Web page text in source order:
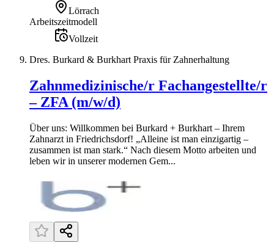
Lörrach
Arbeitszeitmodell
Vollzeit
Dres. Burkard & Burkhart Praxis für Zahnerhaltung
Zahnmedizinische/r Fachangestellte/r
– ZFA (m/w/d)
Über uns: Willkommen bei Burkard + Burkhart – Ihrem
Zahnarzt in Friedrichsdorf! „Alleine ist man einzigartig –
zusammen ist man stark.“ Nach diesem Motto arbeiten und
leben wir in unserer modernen Gem...